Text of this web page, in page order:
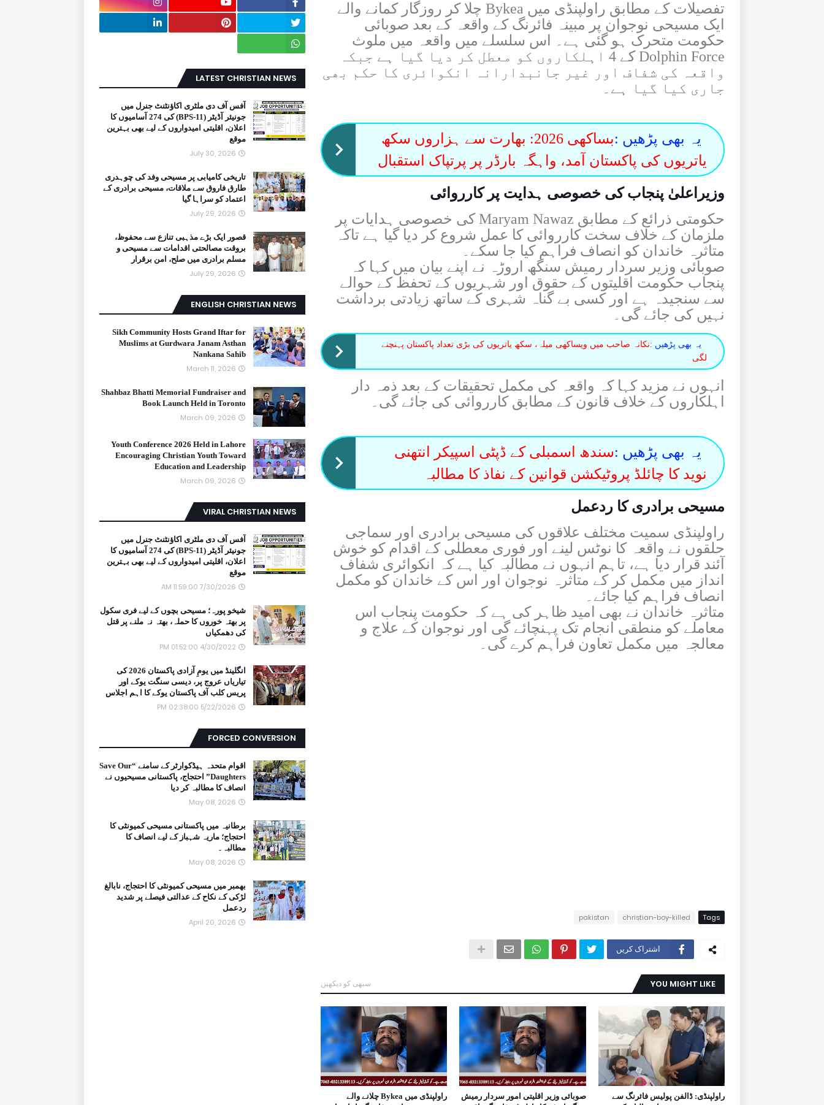
تفصیلات کے مطابق راولپنڈی میں Bykea چلا کر روزگار کمانے والے
ایک مسیحی نوجوان پر مبینہ فائرنگ کے واقعہ کے بعد صوبائی
حکومت متحرک ہو گئی ہے۔ اس سلسلے میں واقعہ میں ملوث
Dolphin Force
کے 4 اہلکاروں کو معطل کر دیا گیا ہے جبکہ
واقعہ کی شفاف اور غیر جانبدارانہ انکوائری کا حکم بھی
جاری کیا گیا ہے۔
یہ بھی پڑھیں :
بساکھی 2026: بھارت سے ہزاروں سکھ
یاتریوں کی پاکستان آمد، واہگہ بارڈر پر پرتپاک استقبال
وزیراعلیٰ پنجاب کی خصوصی ہدایت پر کارروائی
حکومتی ذرائع کے مطابق Maryam Nawazکی خصوصی ہدایات پر
ملزمان کے خلاف سخت کارروائی کا عمل شروع کر دیا گیا ہے تاکہ
متاثرہ خاندان کو انصاف فراہم کیا جا سکے۔
صوبائی وزیر سردار رمیش سنگھ اروڑہ نے اپنے بیان میں کہا کہ
پنجاب حکومت اقلیتوں کے حقوق اور شہریوں کے تحفظ کے حوالے
سے سنجیدہ ہے اور کسی بے گناہ شہری کے ساتھ زیادتی برداشت
نہیں کی جائے گی۔
یہ بھی پڑھیں :نکانہ صاحب میں ویساکھی میلہ، سکھ یاتریوں کی بڑی تعداد پاکستان پہنچنے
لگی
انہوں نے مزید کہا کہ واقعہ کی مکمل تحقیقات کے بعد ذمہ دار
اہلکاروں کے خلاف قانون کے مطابق کارروائی کی جائے گی۔
یہ بھی پڑھیں :سندھ اسمبلی کے ڈپٹی اسپیکر انتھنی
نوید کا چائلڈ پروٹیکشن قوانین کے نفاذ کا مطالبہ
مسیحی برادری کا ردعمل
راولپنڈی سمیت مختلف علاقوں کی مسیحی برادری اور سماجی
حلقوں نے واقعہ کا نوٹس لینے اور فوری معطلی کے اقدام کو خوش
آئند قرار دیا ہے، تاہم انہوں نے مطالبہ کیا ہے کہ انکوائری شفاف
انداز میں مکمل کر کے متاثرہ نوجوان اور اس کے خاندان کو مکمل
انصاف فراہم کیا جائے۔
متاثرہ خاندان نے بھی امید ظاہر کی ہے کہ حکومت پنجاب اس
معاملے کو منطقی انجام تک پہنچائے گی اور نوجوان کے علاج و
معالجہ میں مکمل تعاون فراہم کرے گی۔
Tags
christian-boy-killed
pakistan
اشتراک کریں
YOU MIGHT LIKE سبھی کو دیکھیں
راولپنڈی: ڈالفن پولیس فائرنگ سے
صوبائی وزیر اقلیتی امور سردار رمیش
راولپنڈی میں Bykea چلانے والے
LATEST CHRISTIAN NEWS
آفس آف دی ملٹری اکاؤنٹنٹ جنرل میں
جونیئر آڈیٹر (BPS-11) کی 274 آسامیوں کا
اعلان، اقلیتی امیدواروں کے لیے بھی بہترین
موقع
July 30, 2026
تاریخی کامیابی پر مسیحی وفد کی چوہدری
طارق فاروق سے ملاقات، مسیحی برادری کے
اعتماد کو سراہا گیا
July 29, 2026
قصور ایک بڑے مذہبی تنازع سے محفوظ،
بروقت مصالحتی اقدامات سے مسیحی و
مسلم برادری میں صلح، امن برقرار
July 29, 2026
ENGLISH CHRISTIAN NEWS
Sikh Community Hosts Grand Iftar for
Muslims at Gurdwara Janam Asthan
Nankana Sahib
March 11, 2026
Shahbaz Bhatti Memorial Fundraiser and
Book Launch Held in Toronto
March 09, 2026
Youth Conference 2026 Held in Lahore
Encouraging Christian Youth Toward
Education and Leadership
March 09, 2026
VIRAL CHRISTIAN NEWS
آفس آف دی ملٹری اکاؤنٹنٹ جنرل میں
جونیئر آڈیٹر (BPS-11) کی 274 آسامیوں کا
اعلان، اقلیتی امیدواروں کے لیے بھی بہترین
موقع
7/30/2026 11:59:00 AM
شیخو پورہ؛ مسیحی بچوں کے لیے فری سکول
پر بھتہ خوروں کا حملہ، بھتہ نہ ملنے پر قتل
کی دھمکیاں
4/30/2022 01:52:00 PM
انگلینڈ میں یومِ آزادی پاکستان 2026 کی
تیاریاں عروج پر، دیسی سنگت یوکے اور
پریس کلب آف پاکستان یوکے کا اہم اجلاس
5/22/2026 02:38:00 PM
FORCED CONVERSION
اقوام متحدہ ہیڈکوارٹر کے سامنے “Save Our
Daughters” احتجاج، پاکستانی مسیحیوں نے
انصاف کا مطالبہ کر دیا
May 08, 2026
برطانیہ میں پاکستانی مسیحی کمیونٹی کا
احتجاج؛ ماریہ شہباز کے لیے انصاف کا
مطالبہ۔
May 08, 2026
بھمبر میں مسیحی کمیونٹی کا احتجاج، نابالغ
لڑکی کے نکاح کے عدالتی فیصلے پر شدید
ردعمل
April 20, 2026